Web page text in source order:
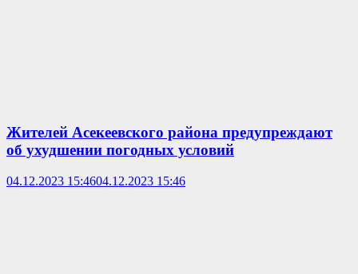
Жителей Асекеевского района предупреждают
об ухудшении погодных условий
04.12.2023 15:4604.12.2023 15:46